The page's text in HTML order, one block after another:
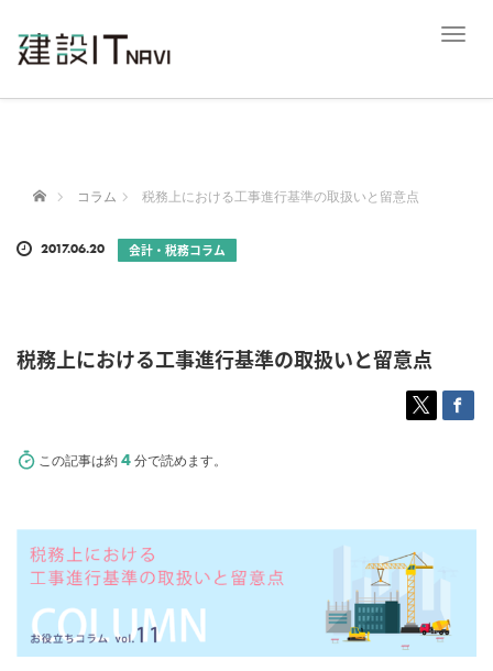
T
g
ホーム コラム 税務上における工事進行基準の取扱いと留意点
2017.06.20 会計・税務コラム
税務上における工事進行基準の取扱いと留意点
この記事は約4分で読めます。